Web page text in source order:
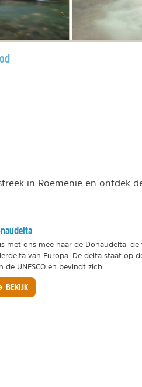
in Roemenië en ontdek
met ons mee naar de Donaudelta,
van Europa. De delta staat op
de UNESCO en bevindt zich...
BEKIJK